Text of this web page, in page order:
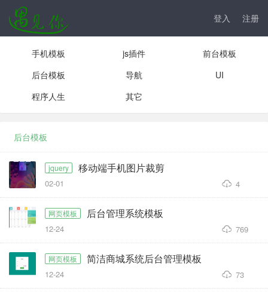
登入 注册
手机模板 js插件
前台模板
后台模板
导航
UI
程序人生
其它
后台模板
jquery 移动端手机图片裁剪
02-01 4
网页模板 后台管理系统模板
12-24 769
网页模板 简洁商城系统后台管理模板
12-24 73